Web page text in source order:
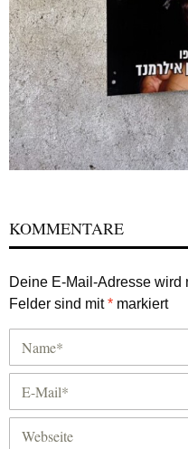
KOMMENTARE
Deine E-Mail-Adresse wird
Felder sind mit* markiert